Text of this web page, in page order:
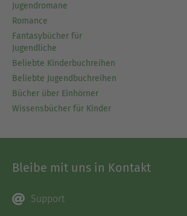
Jugendromane
Romance
Fantasybücher für
Jugendliche
Beliebte Kinderbuchreihen
Beliebte Jugendbuchreihen
Bücher über Einhörner
Wissensbücher für Kinder
Bleibe mit uns in Kontakt
Support